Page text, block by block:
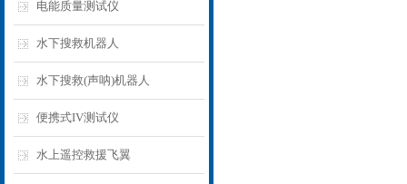
电能质量测试仪
水下搜救机器人
水下搜救(声呐)机器人
便携式IV测试仪
水上遥控救援飞翼